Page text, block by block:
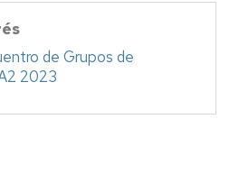
de Grupos de
2023